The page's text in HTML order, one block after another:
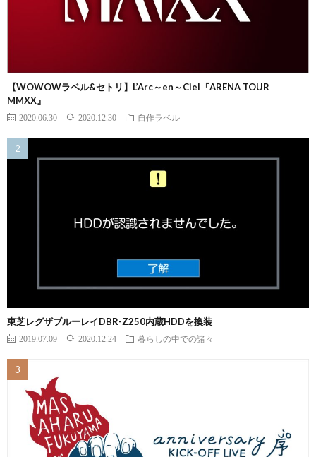
【WOWOWラベル&セトリ】L’Arc～en～Ciel『ARENA TOUR
MMXX』
2020.06.30 2020.12.30 自作ラベル
東芝レグザブルーレイDBR-Z250内蔵HDDを換装
2019.07.09 2020.12.24 暮らしの中での諸々